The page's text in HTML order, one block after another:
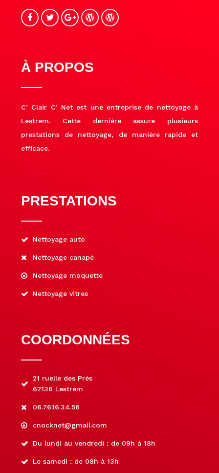
À PROPOS
C’ Clair C’ Net est une entreprise de nettoyage à
Lestrem. Cette dernière assure plusieurs
prestations de nettoyage, de manière rapide et
efficace.
PRESTATIONS
Nettoyage auto
Nettoyage canapé
Nettoyage moquette
Nettoyage vitres
COORDONNÉES
21 ruelle des Près
62136 Lestrem
06.76.16.34.56
cnocknet@gmail.com
Du lundi au vendredi : de 09h à 18h
Le samedi : de 08h à 13h